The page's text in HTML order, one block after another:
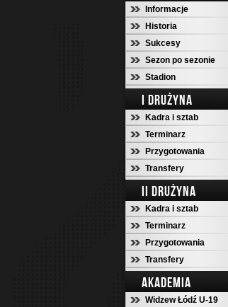
Informacje
Historia
Sukcesy
Sezon po sezonie
Stadion
I DRUŻYNA
Kadra i sztab
Terminarz
Przygotowania
Transfery
II DRUŻYNA
Kadra i sztab
Terminarz
Przygotowania
Transfery
AKADEMIA
Widzew Łódź U-19